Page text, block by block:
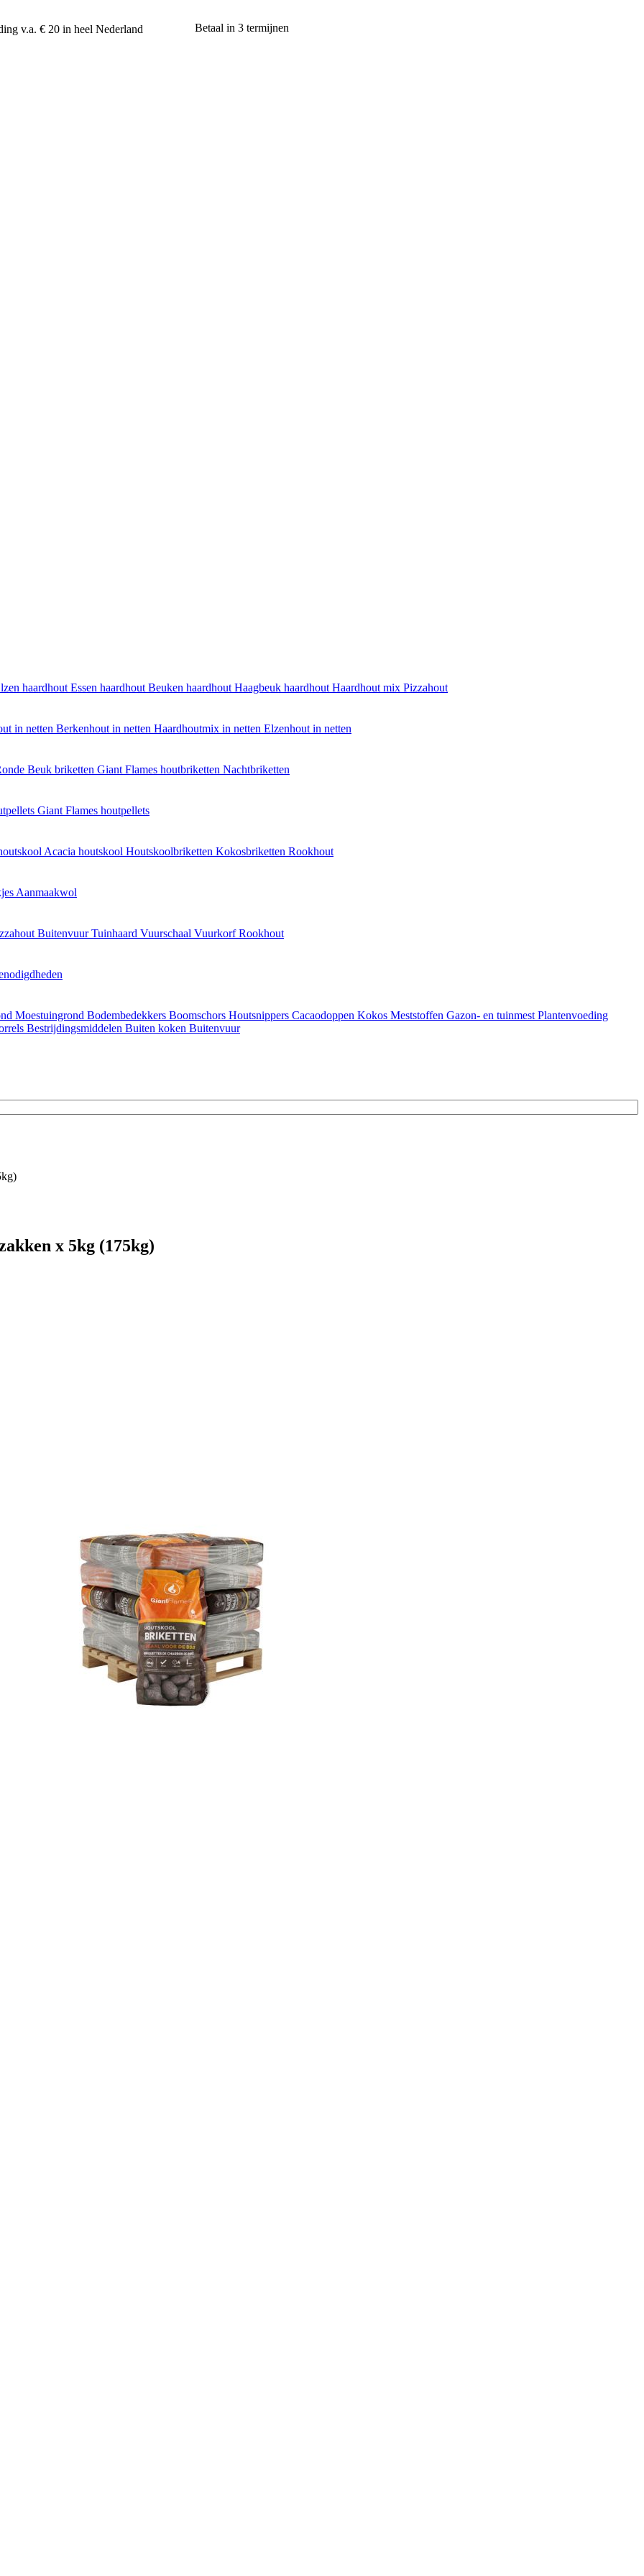
v.a. € 20 in heel Nederland Betaal in 3 termijnen
haardhout Essen haardhout Beuken haardhout Haagbeuk haardhout Haardhout mix Pizzahout
in netten Berkenhout in netten Haardhoutmix in netten Elzenhout in netten
Beuk briketten Giant Flames houtbriketten Nachtbriketten
Giant Flames houtpellets
Acacia houtskool Houtskoolbriketten Kokosbriketten Rookhout
Aanmaakwol
BuitenvuurTuinhaard Vuurschaal VuurkorfRookhout
Moestuingrond Bodembedekkers Boomschors Houtsnippers Cacaodoppen Kokos Meststoffen Gazon- en tuinmest Plantenvoeding
Bestrijdingsmiddelen Buiten koken Buitenvuur
x 5kg (175kg)